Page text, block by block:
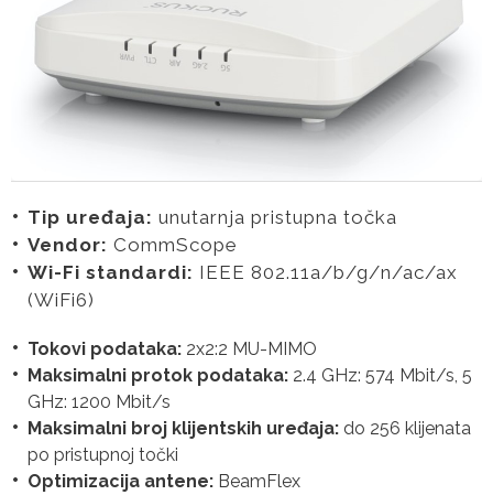
Tip uređaja: unutarnja pristupna točka
Vendor: CommScope
Wi-Fi standardi: IEEE 802.11a/b/g/n/ac/ax
(WiFi6)
Tokovi podataka: 2x2:2 MU-MIMO
Maksimalni protok podataka: 2.4 GHz: 574 Mbit/s, 5
GHz: 1200 Mbit/s
Maksimalni broj klijentskih uređaja: do 256 klijenata
po pristupnoj točki
Optimizacija antene: BeamFlex